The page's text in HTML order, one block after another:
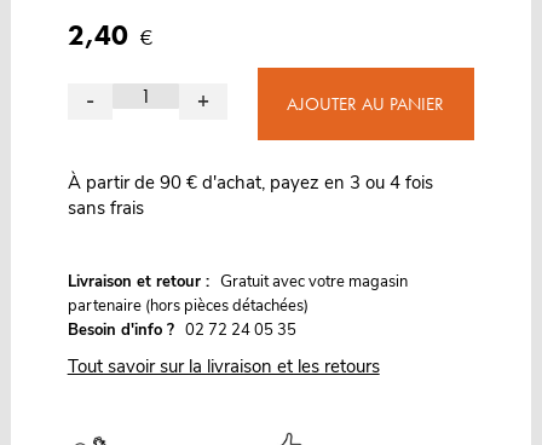
2,40 €
- + AJOUTER AU PANIER
À partir de 90 € d'achat, payez en 3 ou 4 fois
sans frais
Livraison et retour : Gratuit avec votre magasin
partenaire (hors pièces détachées)
Besoin d'info ? 02 72 24 05 35
Tout savoir sur la livraison et les retours